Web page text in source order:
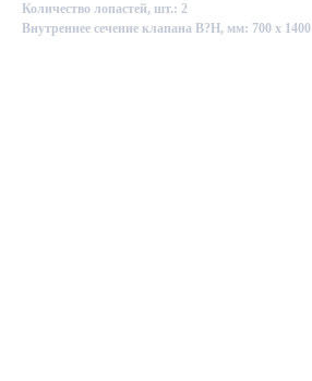
Количество лопастей, шт.: 2
Внутреннее сечение клапана B?H, мм: 700 х 1400